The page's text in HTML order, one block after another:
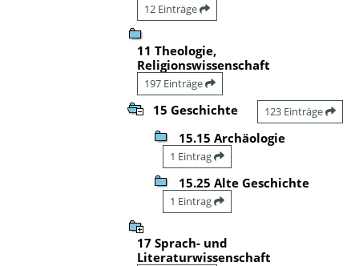
12 Einträge
11 Theologie,
Religionswissenschaft
197 Einträge
15 Geschichte 123 Einträge
15.15 Archäologie
1 Eintrag
15.25 Alte Geschichte
1 Eintrag
17 Sprach- und
Literaturwissenschaft